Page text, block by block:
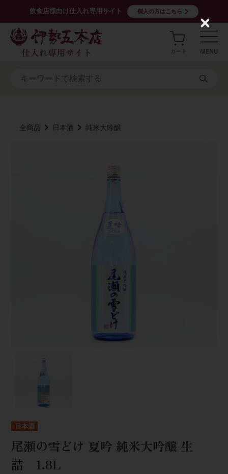
飲食店様向け仕入れ専用サイト 個人の方はこちら
全商品 日本酒 純米大吟醸
日本酒
尾瀬の雪どけ 夏吟 純米大吟醸 生
詰 1.8L
C
l
s